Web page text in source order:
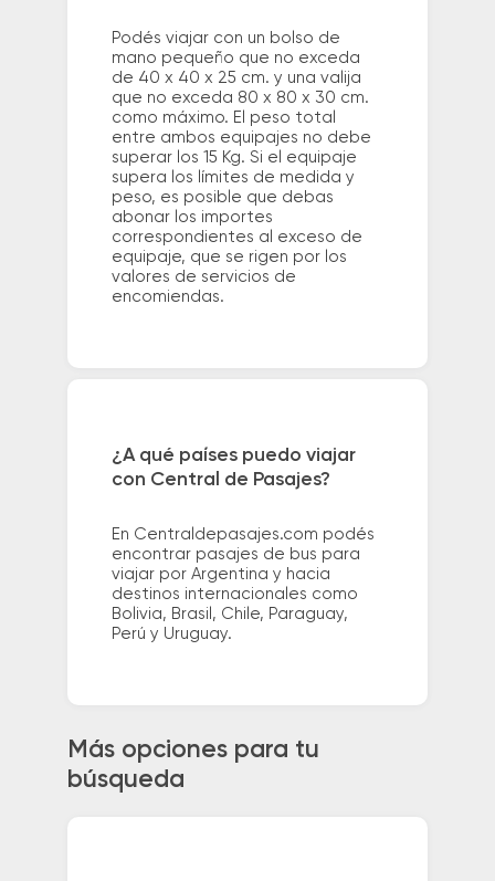
Podés viajar con un bolso de
mano pequeño que no exceda
de 40 x 40 x 25 cm. y una valija
que no exceda 80 x 80 x 30 cm.
como máximo. El peso total
entre ambos equipajes no debe
superar los 15 Kg. Si el equipaje
supera los límites de medida y
peso, es posible que debas
abonar los importes
correspondientes al exceso de
equipaje, que se rigen por los
valores de servicios de
encomiendas.
¿A qué países puedo viajar
con Central de Pasajes?
En Centraldepasajes.com podés
encontrar pasajes de bus para
viajar por Argentina y hacia
destinos internacionales como
Bolivia, Brasil, Chile, Paraguay,
Perú y Uruguay.
Más opciones para tu
búsqueda